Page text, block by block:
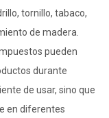
tornillo, tabaco,
de madera.
pueden
durante
de usar, sino que
en diferentes